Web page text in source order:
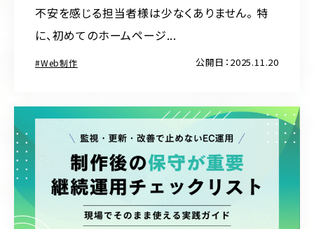
不安を感じる担当者様は少なくありません。 特
に、初めてのホームページ...
Web制作 公開日：2025.11.20